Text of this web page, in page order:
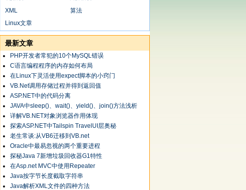
XML
算法
Linux文章
最新文章
PHP开发者常犯的10个MySQL错误
C语言编程程序的内存如何布局
在Linux下灵活使用expect脚本的小窍门
VB.Net调用存储过程并得到返回值
ASP.NET中的代码分离
JAVA中sleep()、wait()、yield()、join()方法浅析
详解VB.NET对象浏览器作用体现
探索ASP.NET中Tailspin TravelUI层奥秘
老生常谈:从VB6迁移到VB.net
Oracle中最易忽视的两个重要进程
探秘Java 7新增垃圾回收器G1特性
在Asp.net MVC中使用Repeater
Java按字节长度截取字符串
Java解析XML文件的四种方法